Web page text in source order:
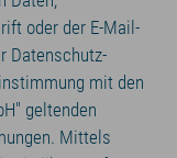
oder der E-Mail-
Datenschutz-
mit den
geltenden
Mittels